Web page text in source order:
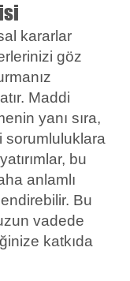
kararlar
göz
Maddi
yanı sıra,
sorumluluklara
bu
anlamlı
Bu
vadede
katkıda